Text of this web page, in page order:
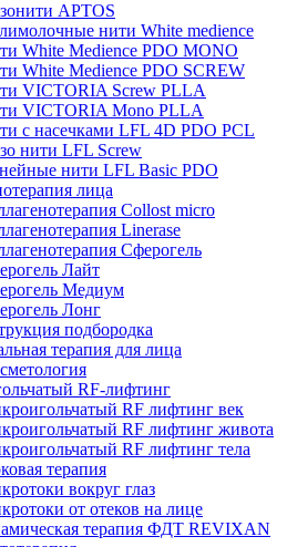
APTOS
нити White medience
White Medience PDO MONO
White Medience PDO SCREW
VICTORIA Screw PLLA
VICTORIA Mono PLLA
с насечками LFL 4D PDO PCL
нити LFL Screw
нити LFL Basic PDO
лица
Collost micro
Linerase
Сферогель
Лайт
Медиум
Лонг
подбородка
терапия для лица
RF-лифтинг
RF лифтинг век
RF лифтинг живота
RF лифтинг тела
терапия
вокруг глаз
от отеков на лице
терапия ФДТ REVIXAN